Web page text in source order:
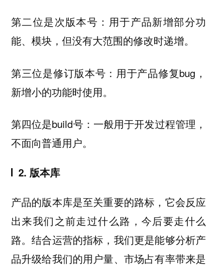
第二位是次版本号：用于产品新增部分功
能、模块，但没有大范围的修改时递增。
第三位是修订版本号：用于产品修复bug，
新增小的功能时使用。
第四位是build号：一般用于开发过程管理，
不面向普通用户。
2. 版本库
产品的版本库是至关重要的路标，它会反应
出来我们之前走过什么路，今后要走什么
路。结合运营的指标，我们更是能够分析产
品升级给我们的用户量、市场占有率带来是